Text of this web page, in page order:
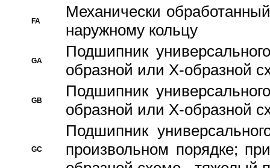
FA
Механически
наружному кольцу
GA
Подшипник
образной или Х-образной
GB
Подшипник
образной или Х-образной
GC
Подшипник
произвольном порядке;